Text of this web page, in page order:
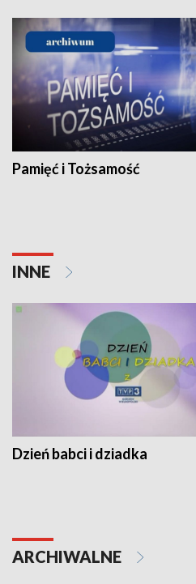
Pamięć i Tożsamość
INNE
Dzień babci i dziadka
ARCHIWALNE